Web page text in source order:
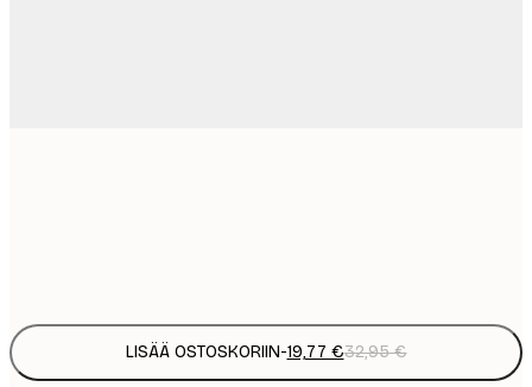
LISÄÄ OSTOSKORIIN-19,77 €32,95 €